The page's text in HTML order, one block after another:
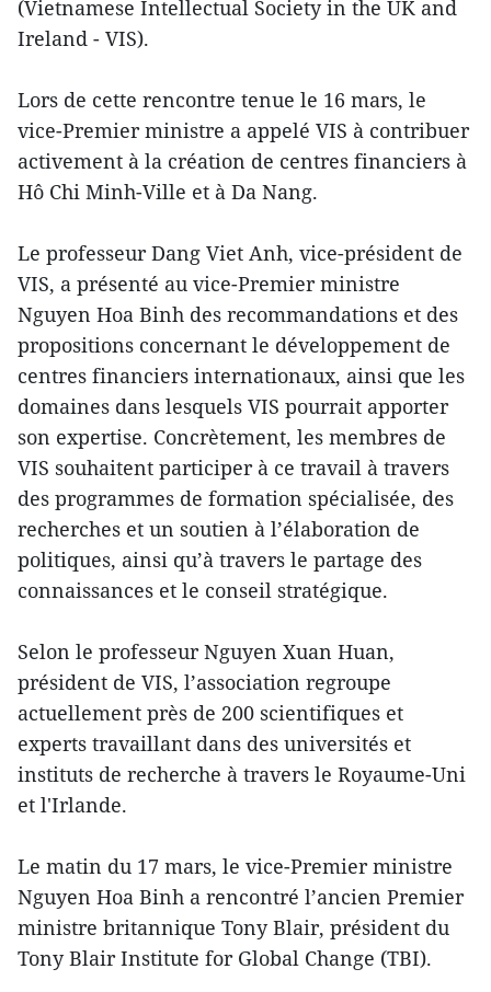
(Vietnamese Intellectual Society in the UK and
Ireland - VIS).
Lors de cette rencontre tenue le 16 mars, le
vice-Premier ministre a appelé VIS à contribuer
activement à la création de centres financiers à
Hô Chi Minh-Ville et à Da Nang.
Le professeur Dang Viet Anh, vice-président de
VIS, a présenté au vice-Premier ministre
Nguyen Hoa Binh des recommandations et des
propositions concernant le développement de
centres financiers internationaux, ainsi que les
domaines dans lesquels VIS pourrait apporter
son expertise. Concrètement, les membres de
VIS souhaitent participer à ce travail à travers
des programmes de formation spécialisée, des
recherches et un soutien à l’élaboration de
politiques, ainsi qu’à travers le partage des
connaissances et le conseil stratégique.
Selon le professeur Nguyen Xuan Huan,
président de VIS, l’association regroupe
actuellement près de 200 scientifiques et
experts travaillant dans des universités et
instituts de recherche à travers le Royaume-Uni
et l'Irlande.
Le matin du 17 mars, le vice-Premier ministre
Nguyen Hoa Binh a rencontré l’ancien Premier
ministre britannique Tony Blair, président du
Tony Blair Institute for Global Change (TBI).